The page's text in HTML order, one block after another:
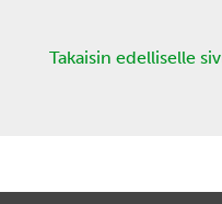
Takaisin edelliselle